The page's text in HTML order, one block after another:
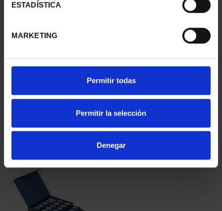
ESTADÍSTICA
MARKETING
Permitir todas
Permitir la selección
Denegar
PROVINCIA 3
registrados
PROVINCIA 4
registrados